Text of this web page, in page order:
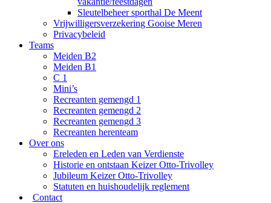
Sleutelbeheer sporthal De Meent
Vrijwilligersverzekering Gooise Meren
Privacybeleid
Teams
Meiden B2
Meiden B1
C 1
Mini’s
Recreanten gemengd 1
Recreanten gemengd 2
Recreanten gemengd 3
Recreanten herenteam
Over ons
Ereleden en Leden van Verdienste
Historie en ontstaan Keizer Otto-Trivolley
Jubileum Keizer Otto-Trivolley
Statuten en huishoudelijk reglement
Contact